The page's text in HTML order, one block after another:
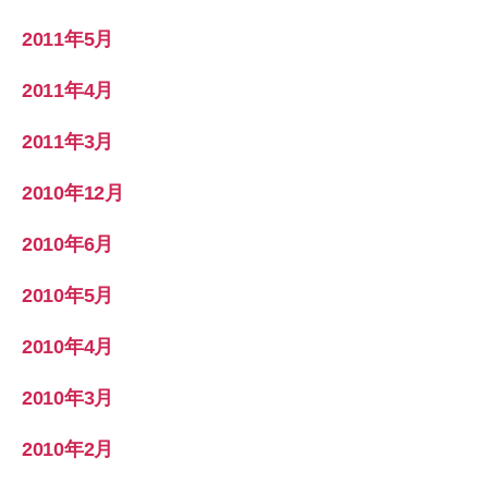
2011年5月
2011年4月
2011年3月
2010年12月
2010年6月
2010年5月
2010年4月
2010年3月
2010年2月